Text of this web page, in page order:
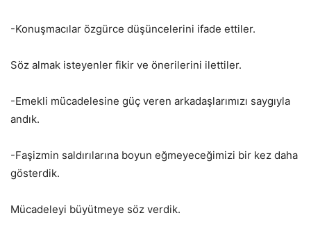
-Konuşmacılar özgürce düşüncelerini ifade ettiler.
Söz almak isteyenler fikir ve önerilerini ilettiler.
-Emekli mücadelesine güç veren arkadaşlarımızı saygıyla
andık.
-Faşizmin saldırılarına boyun eğmeyeceğimizi bir kez daha
gösterdik.
Mücadeleyi büyütmeye söz verdik.